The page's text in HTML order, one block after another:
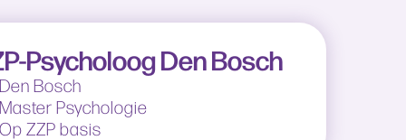
Psycholoog Den Bosch
Den Bosch
Master Psychologie
Op ZZP basis